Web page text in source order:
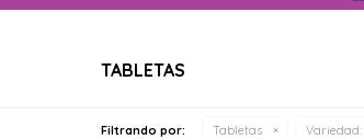
TABLETAS
Filtrando por: Tabletas Variedad: